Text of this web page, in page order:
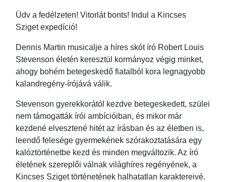
Üdv a fedélzeten! Vitorlát bonts! Indul a Kincses
Sziget expedíció!
Dennis Martin musicalje a híres skót író Robert Louis
Stevenson életén keresztül kormányoz végig minket,
ahogy bohém betegeskedő fiatalból kora legnagyobb
kalandregény-írójává válik.
Stevenson gyerekkorától kezdve betegeskedett, szülei
nem támogatták írói ambícióiban, és mikor már
kezdené elvesztené hitét az írásban és az életben is,
leendő felesége gyermekének szórakoztatására egy
kalóztörténetbe kezd és minden megváltozik. Az író
életének szereplői válnak világhíres regényének, a
Kincses Sziget történetének halhatatlan karaktereivé.